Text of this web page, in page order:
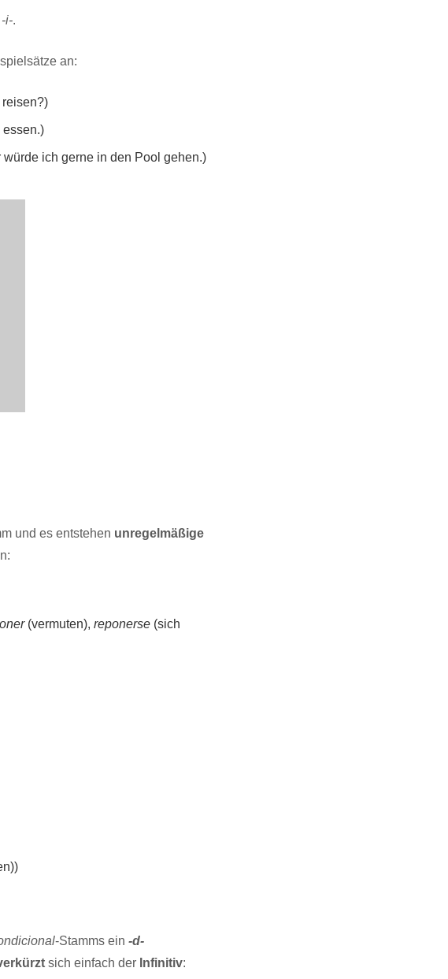
-i-.
an:
reisen?)
essen.)
würde ich gerne in den Pool gehen.)
und es entstehen unregelmäßige
(vermuten),reponerse (sich
-Stamms ein-d-
sich einfach der Infinitiv: